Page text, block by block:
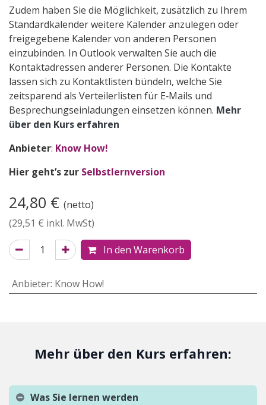
Zudem haben Sie die Möglichkeit, zusätzlich zu Ihrem
Standardkalender weitere Kalender anzulegen oder
freigegebene Kalender von anderen Personen
einzubinden. In Outlook verwalten Sie auch die
Kontaktadressen anderer Personen. Die Kontakte
lassen sich zu Kontaktlisten bündeln, welche Sie
zeitsparend als Verteilerlisten für E‑Mails und
Besprechungseinladungen einsetzen können. Mehr
über den Kurs erfahren
Anbieter: Know How!
Hier geht’s zur Selbstlernversion
24,80 € (netto)
(29,51 € inkl. MwSt)
In den Warenkorb
Anbieter: Know How!
Mehr über den Kurs erfahren:
Was Sie lernen werden